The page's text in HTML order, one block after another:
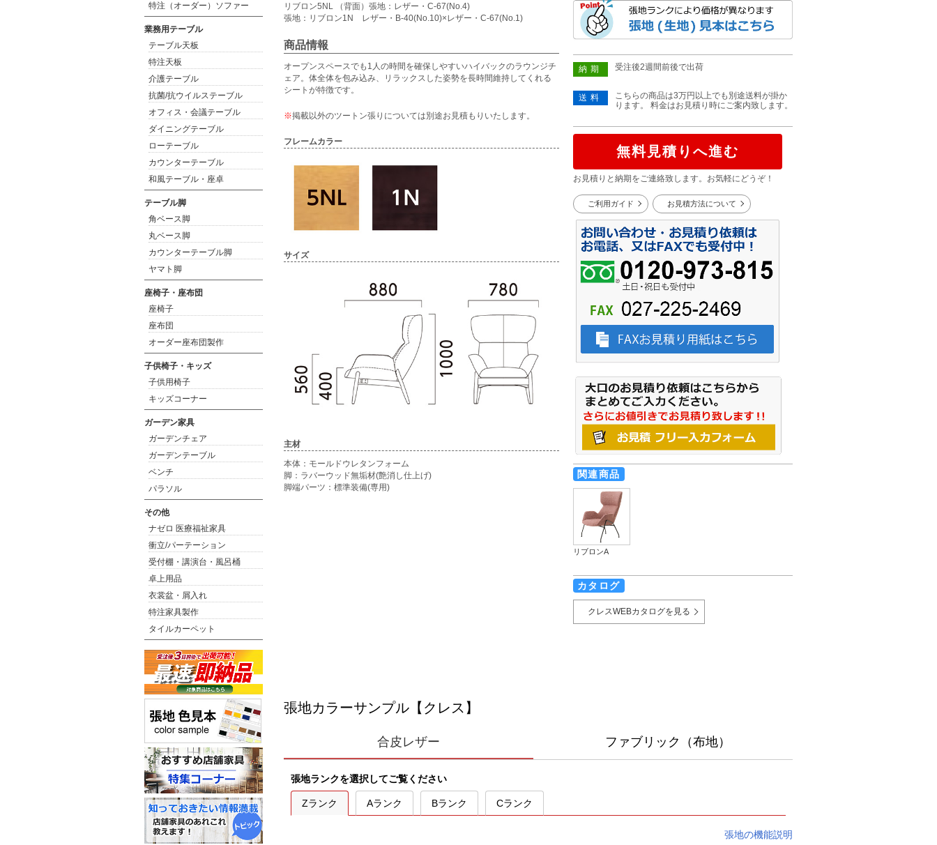
リブロン5NL （背面）張地：レザー・C-67(No.4)
張地：リブロン1N レザー・B-40(No.10)×レザー・C-67(No.1)
商品情報
オープンスペースでも1人の時間を確保しやすいハイバックのラウンジチ
ェア。体全体を包み込み、リラックスした姿勢を長時間維持してくれる
シートが特徴です。
※掲載以外のツートン張りについては別途お見積もりいたします。
フレームカラー
サイズ
主材
本体：モールドウレタンフォーム
脚：ラバーウッド無垢材(艶消し仕上げ)
脚端パーツ：標準装備(専用)
納期 受注後2週間前後で出荷
送料
こちらの商品は3万円以上でも別途送料が掛か
ります。 料金はお見積り時にご案内致します。
無料見積りへ進む
お見積りと納期をご連絡致します。お気軽にどうぞ！
ご利用ガイド お見積方法について
関連商品
リブロンA
カタログ
クレスWEBカタログを見る
特注（オーダー）ソファー
業務用テーブル
テーブル天板
特注天板
介護テーブル
抗菌/抗ウイルステーブル
オフィス・会議テーブル
ダイニングテーブル
ローテーブル
カウンターテーブル
和風テーブル・座卓
テーブル脚
角ベース脚
丸ベース脚
カウンターテーブル脚
ヤマト脚
座椅子・座布団
座椅子
座布団
オーダー座布団製作
子供椅子・キッズ
子供用椅子
キッズコーナー
ガーデン家具
ガーデンチェア
ガーデンテーブル
ベンチ
パラソル
その他
ナゼロ 医療福祉家具
衝立/パーテーション
受付棚・講演台・風呂桶
卓上用品
衣裳盆・屑入れ
特注家具製作
タイルカーペット